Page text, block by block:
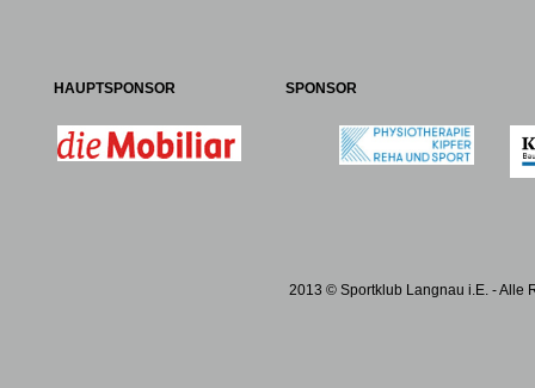
HAUPTSPONSOR SPONSOR
2013 © Sportklub Langnau i.E. - Alle